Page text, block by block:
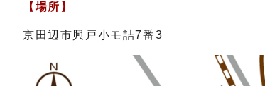
【場所】
京田辺市興戸小モ詰7番3